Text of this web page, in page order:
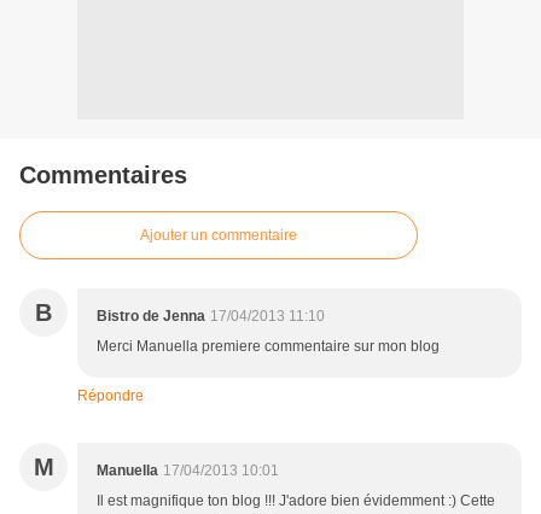
Commentaires
Ajouter un commentaire
B Bistro de Jenna 17/04/2013 11:10
Merci Manuella premiere commentaire sur mon blog
Répondre
M Manuella 17/04/2013 10:01
Il est magnifique ton blog !!! J'adore bien évidemment :) Cette